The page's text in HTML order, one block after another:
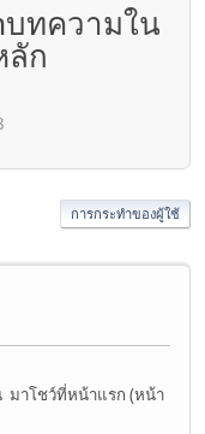
บทความใน
ก
การกระทำของผู้ใช้
มาโชว์ที่หน้าแรก (หน้า